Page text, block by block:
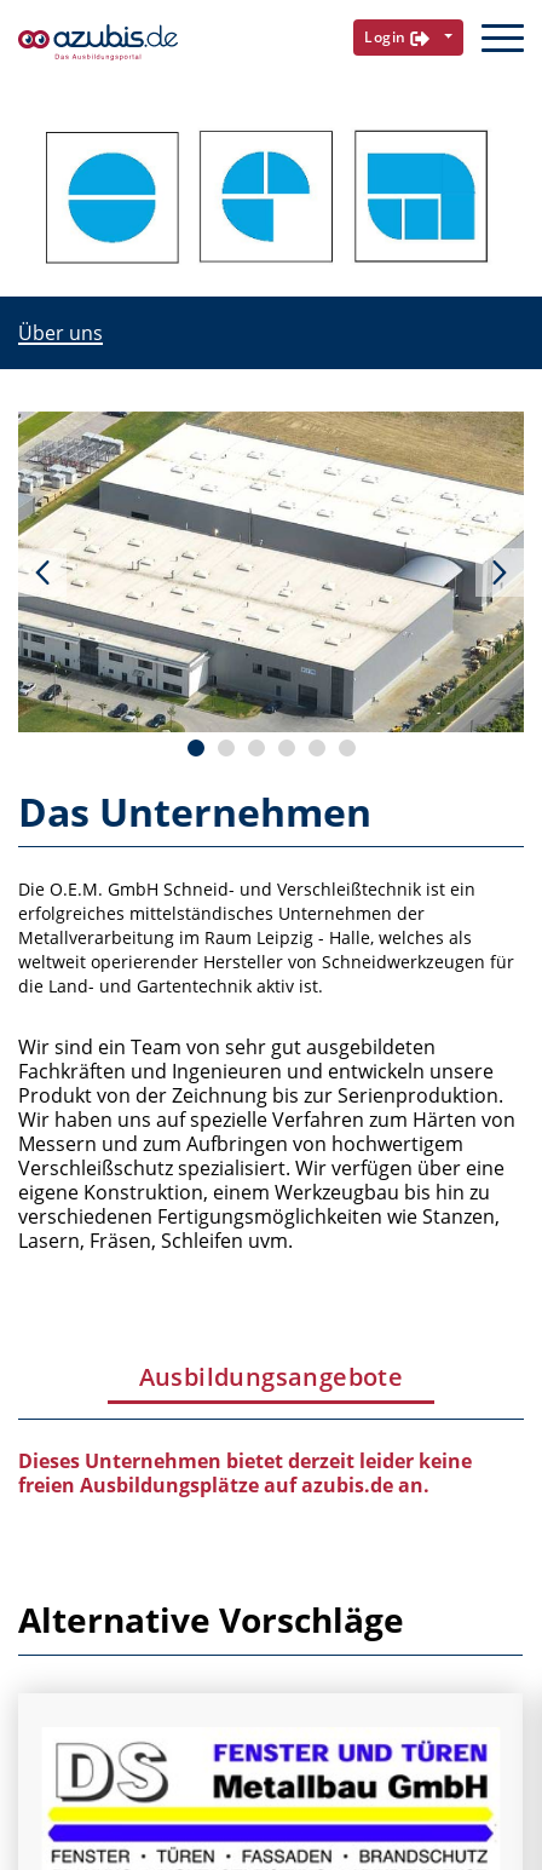
Login
Über uns
Das Unternehmen
Die O.E.M. GmbH Schneid- und Verschleißtechnik ist ein
erfolgreiches mittelständisches Unternehmen der
Metallverarbeitung im Raum Leipzig - Halle, welches als
weltweit operierender Hersteller von Schneidwerkzeugen für
die Land- und Gartentechnik aktiv ist.
Wir sind ein Team von sehr gut ausgebildeten
Fachkräften und Ingenieuren und entwickeln unsere
Produkt von der Zeichnung bis zur Serienproduktion.
Wir haben uns auf spezielle Verfahren zum Härten von
Messern und zum Aufbringen von hochwertigem
Verschleißschutz spezialisiert. Wir verfügen über eine
eigene Konstruktion, einem Werkzeugbau bis hin zu
verschiedenen Fertigungsmöglichkeiten wie Stanzen,
Lasern, Fräsen, Schleifen uvm.
Ausbildungsangebote
Dieses Unternehmen bietet derzeit leider keine
freien Ausbildungsplätze auf azubis.de an.
Alternative Vorschläge